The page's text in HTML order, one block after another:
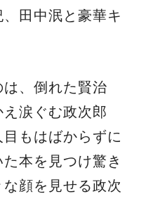
田中泯と豪華キ
、倒れた賢治
え涙ぐむ政次郎
目もはばからずに
本を見つけ驚き
顔を見せる政次